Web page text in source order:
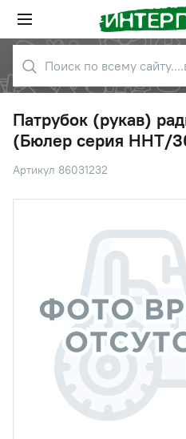
Патрубок (рукав)
(Бюлер серия HHT/
Артикул 86031232